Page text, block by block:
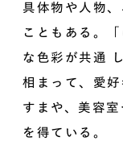
具体物や人物
こともある。
な色彩が共通
相まって、愛
すまや、美容
を得ている。